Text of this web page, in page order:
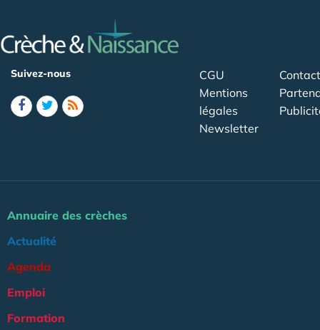
Suivez-nous
CGU
Mentions
légales
Newsletter
Contact
Annuaire des crèches
Actualité
Agenda
Emploi
Formation